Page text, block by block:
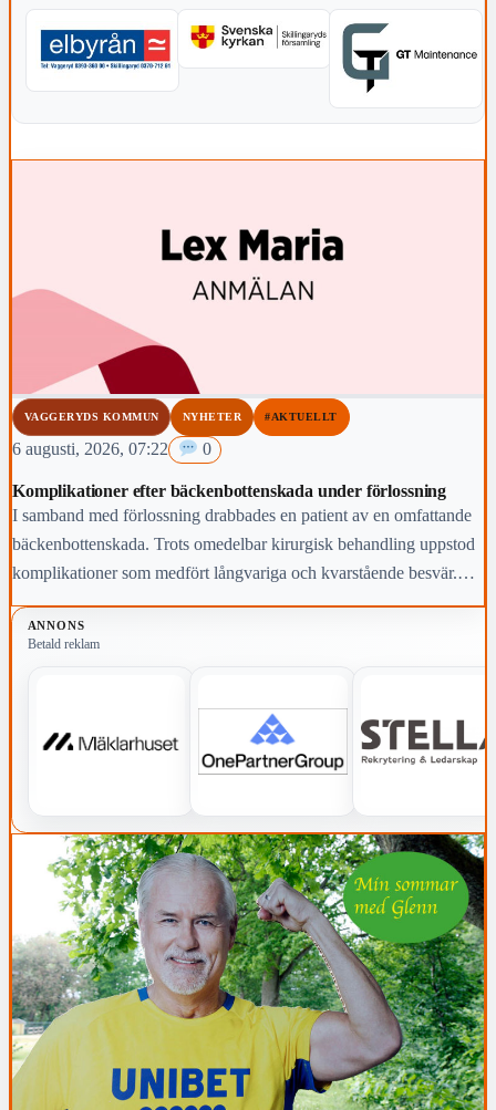
VAGGERYDS KOMMUN NYHETER #AKTUELLT
6 augusti, 2026, 07:22 0
Komplikationer efter bäckenbottenskada under förlossning
I samband med förlossning drabbades en patient av en omfattande
bäckenbottenskada. Trots omedelbar kirurgisk behandling uppstod
komplikationer som medfört långvariga och kvarstående besvär.
Region Jönköpings län anmäler händelsen för prövning enligt lex
Maria.
ANNONS
Betald reklam